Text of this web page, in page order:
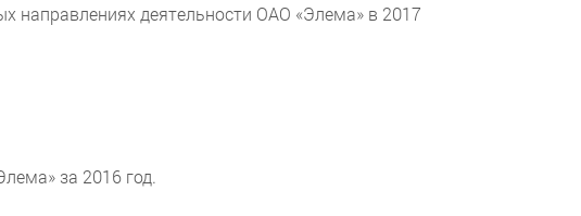
направлениях деятельности ОАО «Элема» в 2017
за 2016 год.